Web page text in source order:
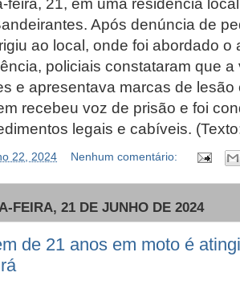
feira, 21, em uma residência
Após denúncia de
ao local, onde foi abordado o
policiais constataram que
e apresentava marcas de
recebeu voz de prisão e foi
legais e cabíveis.
22, 2024 Nenhum comentário:
FEIRA, 21 DE JUNHO DE 2024
de 21 anos em moto é